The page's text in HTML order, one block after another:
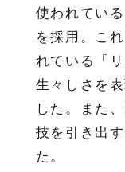
使われてい
を採用。こ
れている「
生々しさを
した。また
技を引き出
た。